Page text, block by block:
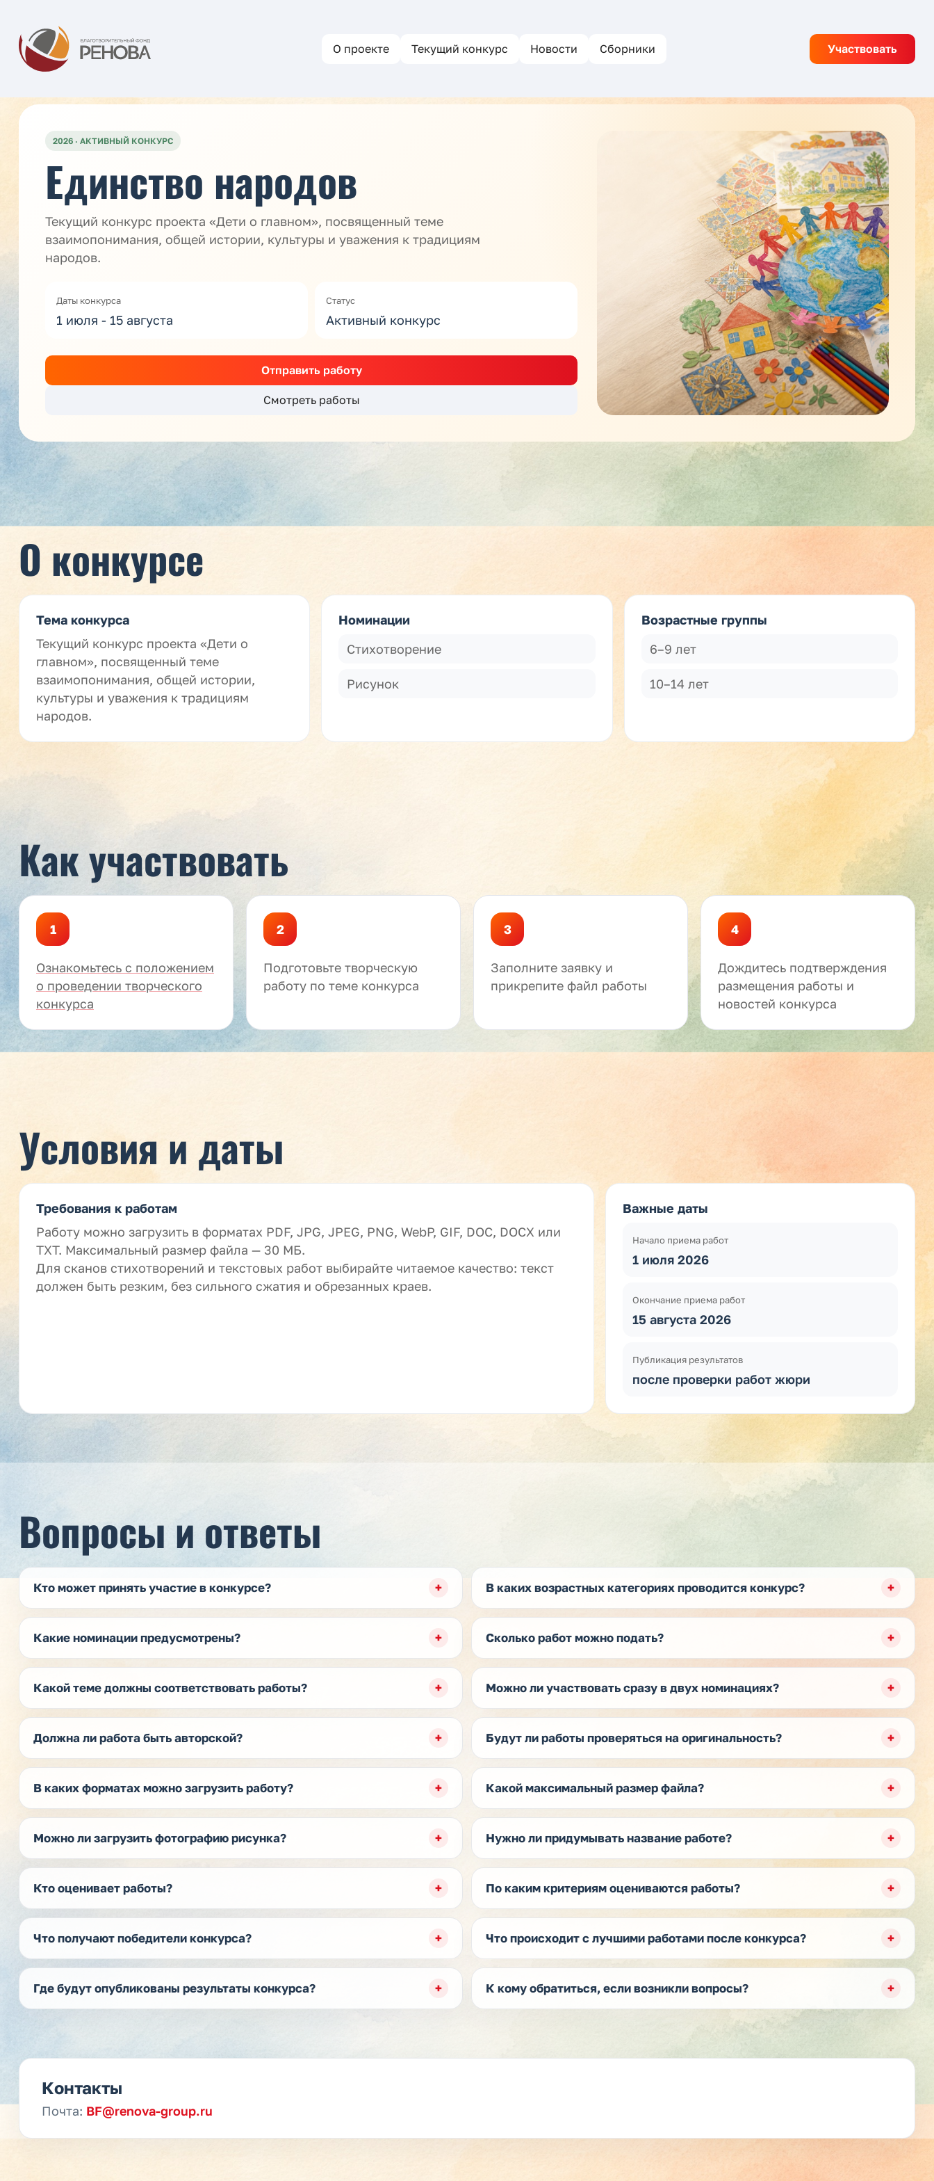
О проекте Текущий конкурс Новости Сборники Участвовать
2026 · АКТИВНЫЙ КОНКУРС
Единство народов
Текущий конкурс проекта «Дети о главном», посвященный теме
взаимопонимания, общей истории, культуры и уважения к традициям
народов.
Даты конкурса
1 июля - 15 августа
Статус
Активный конкурс
Отправить работу
Смотреть работы
О конкурсе
Тема конкурса
Текущий конкурс проекта «Дети о
главном», посвященный теме
взаимопонимания, общей истории,
культуры и уважения к традициям
народов.
Номинации
Стихотворение
Рисунок
Возрастные группы
6–9 лет
10–14 лет
Как участвовать
1
Ознакомьтесь с положением
о проведении творческого
конкурса
2
Подготовьте творческую
работу по теме конкурса
3
Заполните заявку и
прикрепите файл работы
4
Дождитесь подтверждения
размещения работы и
новостей конкурса
Условия и даты
Требования к работам
Работу можно загрузить в форматах PDF, JPG, JPEG, PNG, WebP, GIF, DOC, DOCX или
TXT. Максимальный размер файла — 30 МБ.
Для сканов стихотворений и текстовых работ выбирайте читаемое качество: текст
должен быть резким, без сильного сжатия и обрезанных краев.
Важные даты
Начало приема работ
1 июля 2026
Окончание приема работ
15 августа 2026
Публикация результатов
после проверки работ жюри
Вопросы и ответы
Кто может принять участие в конкурсе? В каких возрастных категориях проводится конкурс?
Какие номинации предусмотрены? Сколько работ можно подать?
Какой теме должны соответствовать работы? Можно ли участвовать сразу в двух номинациях?
Должна ли работа быть авторской? Будут ли работы проверяться на оригинальность?
В каких форматах можно загрузить работу? Какой максимальный размер файла?
Можно ли загрузить фотографию рисунка? Нужно ли придумывать название работе?
Кто оценивает работы? По каким критериям оцениваются работы?
Что получают победители конкурса? Что происходит с лучшими работами после конкурса?
Где будут опубликованы результаты конкурса? К кому обратиться, если возникли вопросы?
Контакты
Почта: BF@renova-group.ru